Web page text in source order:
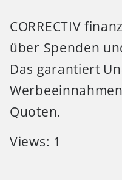
CORRECTIV
über Spenden
Das garantiert
Quoten.
Views: 1